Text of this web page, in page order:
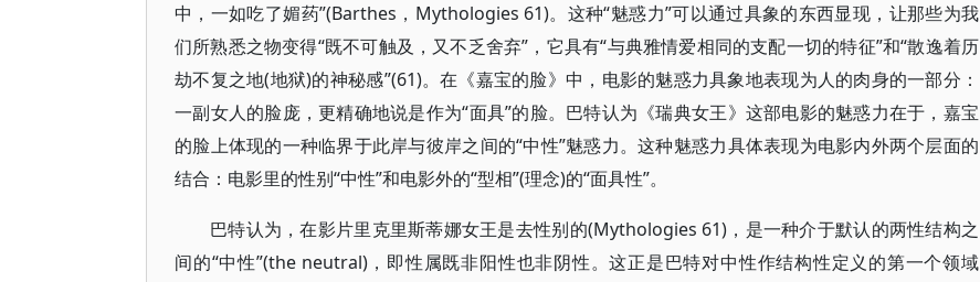
中，一如吃了媚药”(Barthes，Mythologies 61)。这种“魅惑力”可以通过具象的东西显现，让那些为我
们所熟悉之物变得“既不可触及，又不乏舍弃”，它具有“与典雅情爱相同的支配一切的特征”和“散逸着历
劫不复之地(地狱)的神秘感”(61)。在《嘉宝的脸》中，电影的魅惑力具象地表现为人的肉身的一部分：
一副女人的脸庞，更精确地说是作为“面具”的脸。巴特认为《瑞典女王》这部电影的魅惑力在于，嘉宝
的脸上体现的一种临界于此岸与彼岸之间的“中性”魅惑力。这种魅惑力具体表现为电影内外两个层面的
结合：电影里的性别“中性”和电影外的“型相”(理念)的“面具性”。
巴特认为，在影片里克里斯蒂娜女王是去性别的(Mythologies 61)，是一种介于默认的两性结构之
间的“中性”(the neutral)，即性属既非阳性也非阴性。这正是巴特对中性作结构性定义的第一个领域